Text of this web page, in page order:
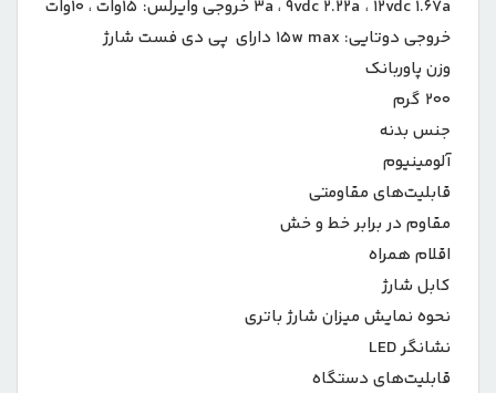
۳a ، ۹vdc ۲.۲۲a ، ۱۲vdc ۱.۶۷a خروجی وایرلس: ۱۵وات ، ۱۰وات
خروجی دوتایی: ۱۵w max دارای پی دی فست شارژ
وزن پاوربانک
۲۰۰ گرم
جنس بدنه
آلومینیوم
قابلیت‌های مقاومتی
مقاوم در برابر خط و خش
اقلام همراه
کابل شارژ
نحوه نمایش میزان شارژ باتری
نشانگر LED
قابلیت‌های دستگاه